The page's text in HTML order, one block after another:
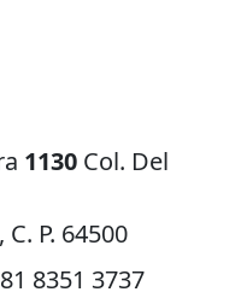
1130 Col. Del
P. 64500
8351 3737